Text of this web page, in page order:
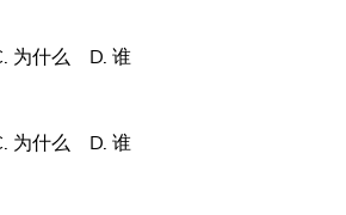
为什么 D. 谁
为什么 D. 谁